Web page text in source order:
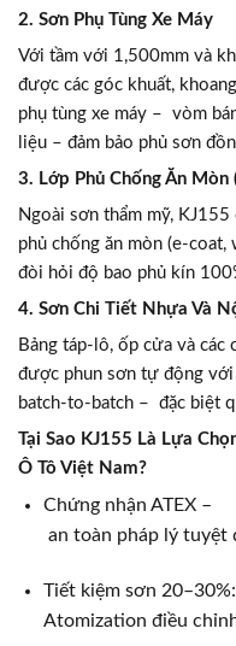
2. Sơn Phụ Tùng Xe Máy
Với tầm với 1,500mm và
được các góc khuất,
phụ tùng xe máy – vòm
liệu – đảm bảo phủ sơn
3. Lớp Phủ Chống Ăn
Ngoài sơn thẩm mỹ,
phủ chống ăn mòn (e-
đòi hỏi độ bao phủ kín
4. Sơn Chi Tiết Nhựa Và
Bảng táp-lô, ốp cửa và
được phun sơn tự động với
batch-to-batch – đặc biệt
Tại Sao KJ155 Là Lựa
Ô Tô Việt Nam?
Chứng nhận ATEX –
an toàn pháp lý tuyệt
Tiết kiệm sơn 20–30%:
Atomization điều